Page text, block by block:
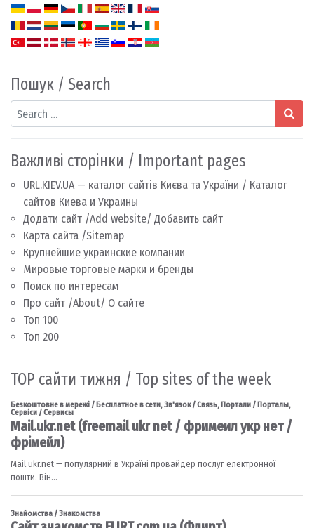
Пошук / Search
Search
Важливі сторінки / Important pages
URL.KIEV.UA — каталог сайтів Києва та України / Каталог
сайтов Киева и Украины
Додати сайт /Add website/ Добавить сайт
Карта сайта /Sitemap
Крупнейшие украинские компании
Мировые торговые марки и бренды
Поиск по интересам
Про сайт /About/ О сайте
Топ 100
Топ 200
TOP сайти тижня / Top sites of the week